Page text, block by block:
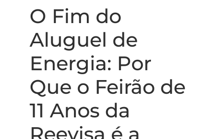
O Fim do
Aluguel de
Energia: Por
Que o Feirão de
11 Anos da
Reevisa é a